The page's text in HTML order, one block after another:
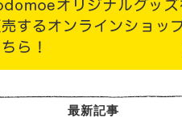
最新記事